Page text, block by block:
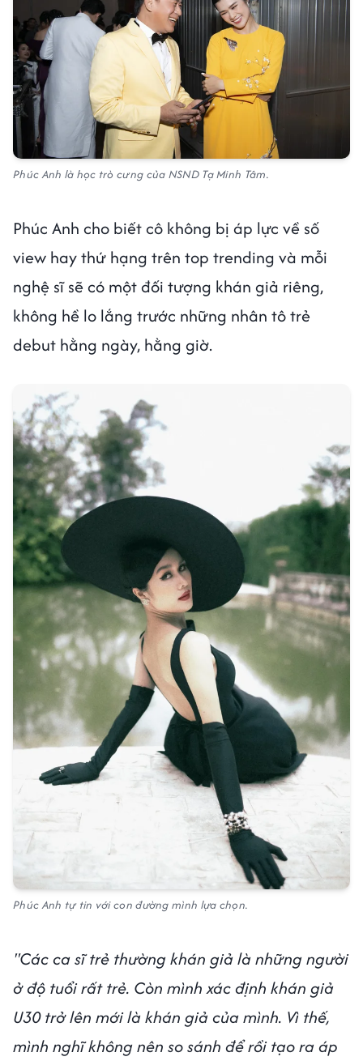
Phúc Anh là học trò cưng của NSND Tạ Minh Tâm.
Phúc Anh cho biết cô không bị áp lực về số
view hay thứ hạng trên top trending và mỗi
nghệ sĩ sẽ có một đối tượng khán giả riêng,
không hề lo lắng trước những nhân tô trẻ
debut hằng ngày, hằng giờ.
Phúc Anh tự tin với con đường mình lựa chọn.
"Các ca sĩ trẻ thường khán giả là những người
ở độ tuổi rất trẻ. Còn mình xác định khán giả
U30 trở lên mới là khán giả của mình. Vì thế,
mình nghĩ không nên so sánh để rồi tạo ra áp